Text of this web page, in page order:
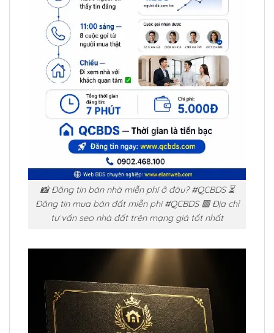
📸 Đăng tin bán nhà miễn phí ở đâu? #QCBDS ⏳
Đăng tin mua bán đất miễn phí #QCBDS 🟥 Địa chỉ
tư vấn seo nhà đất trên mạng giá tốt nhất